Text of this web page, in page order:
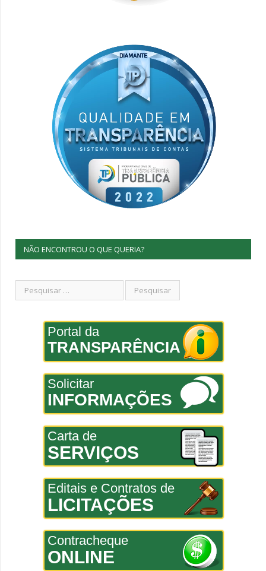
NÃO ENCONTROU O QUE QUERIA?
Portal da
TRANSPARÊNCIA
Solicitar
INFORMAÇÕES
Carta de
SERVIÇOS
Editais e Contratos de
LICITAÇÕES
Contracheque
ONLINE